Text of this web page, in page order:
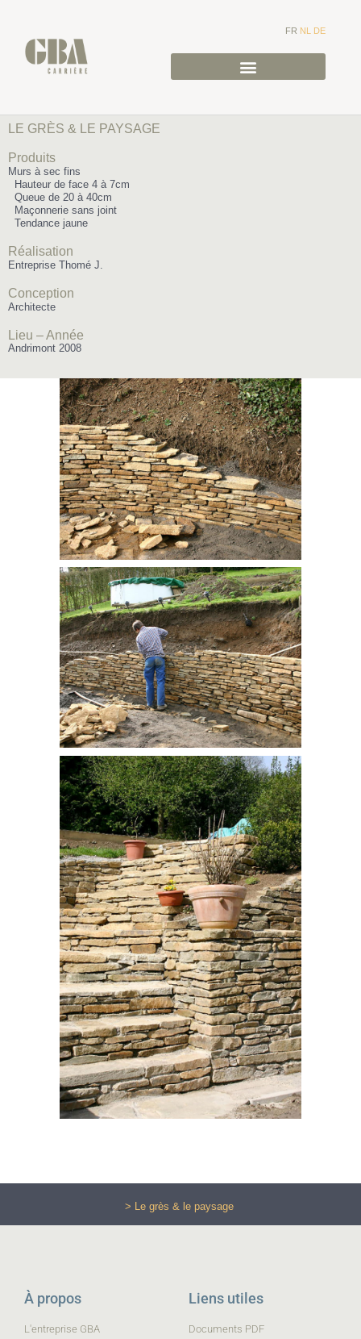
FR NL DE
LE GRÈS & LE PAYSAGE
Produits
Murs à sec fins
Hauteur de face 4 à 7cm
Queue de 20 à 40cm
Maçonnerie sans joint
Tendance jaune
Réalisation
Entreprise Thomé J.
Conception
Architecte
Lieu – Année
Andrimont 2008
> Le grès & le paysage
À propos
L'entreprise GBA
Liens utiles
Documents PDF